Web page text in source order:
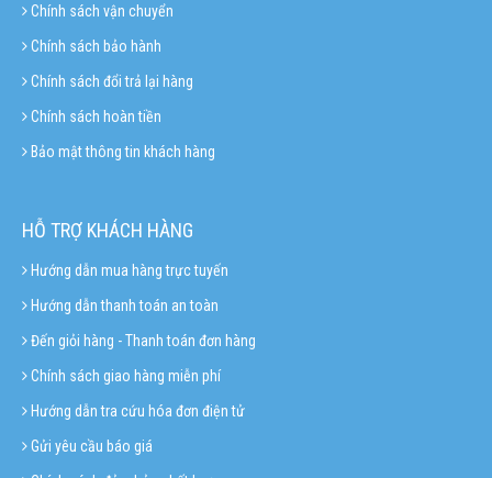
Chính sách vận chuyển
Chính sách bảo hành
Chính sách đổi trả lại hàng
Chính sách hoàn tiền
Bảo mật thông tin khách hàng
HỖ TRỢ KHÁCH HÀNG
Hướng dẫn mua hàng trực tuyến
Hướng dẫn thanh toán an toàn
Đến giỏi hàng - Thanh toán đơn hàng
Chính sách giao hàng miễn phí
Hướng dẫn tra cứu hóa đơn điện tử
Gửi yêu cầu báo giá